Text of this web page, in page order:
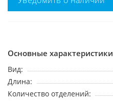
Основные характеристики
Вид:
Длина:
Количество отделений: